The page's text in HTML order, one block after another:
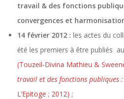
travail & des fonctions
convergences et
14 février 2012 : les actes du
été les premiers à être publiés
(Touzeil-Divina Mathieu &
travail et des fonctions publiques
L’Epitoge ; 2012) ;